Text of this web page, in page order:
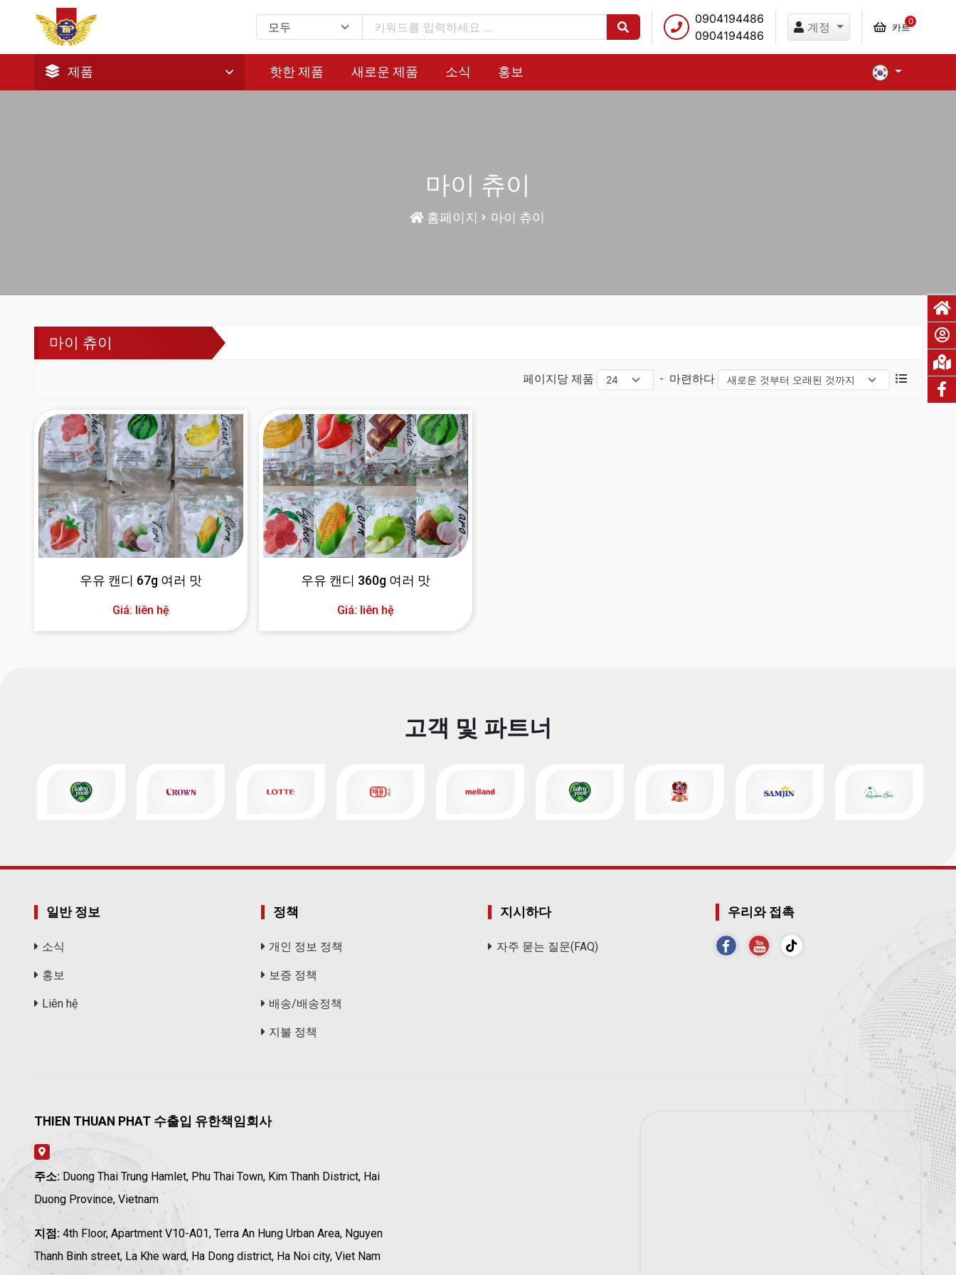
0904194486
0904194486
계정 카트0
제품 핫한 제품 새로운 제품 소식 홍보
마이 츄이
홈페이지 마이 츄이
마이 츄이
페이지당 제품 - 마련하다
우유 캔디 67g 여러 맛
Giá: liên hệ
우유 캔디 360g 여러 맛
Giá: liên hệ
고객 및 파트너
일반 정보
소식
홍보
Liên hệ
정책
개인 정보 정책
보증 정책
배송/배송정책
지불 정책
지시하다
자주 묻는 질문(FAQ)
우리와 접촉
THIEN THUAN PHAT 수출입 유한책임회사
주소:Duong Thai Trung Hamlet, Phu Thai Town, Kim Thanh District, Hai
Duong Province, Vietnam
지점: 4th Floor, Apartment V10-A01, Terra An Hung Urban Area, Nguyen
Thanh Binh street, La Khe ward, Ha Dong district, Ha Noi city, Viet Nam